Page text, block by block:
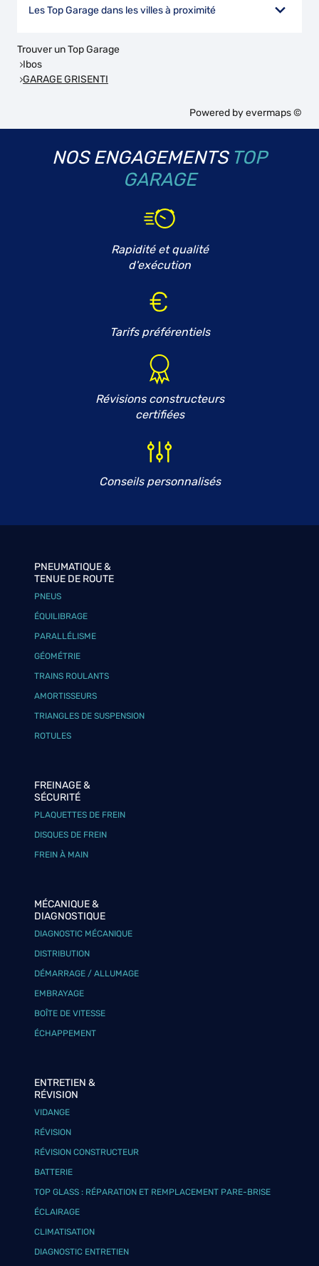
Les Top Garage dans les villes à proximité
Trouver un Top Garage
Ibos
GARAGE GRISENTI
Powered byevermaps ©
NOS ENGAGEMENTS TOP
GARAGE
Rapidité et qualité
d'exécution
Tarifs préférentiels
Révisions constructeurs
certifiées
Conseils personnalisés
PNEUMATIQUE &
TENUE DE ROUTE
PNEUS
ÉQUILIBRAGE
PARALLÉLISME
GÉOMÉTRIE
TRAINS ROULANTS
AMORTISSEURS
TRIANGLES DE SUSPENSION
ROTULES
FREINAGE &
SÉCURITÉ
PLAQUETTES DE FREIN
DISQUES DE FREIN
FREIN À MAIN
MÉCANIQUE &
DIAGNOSTIQUE
DIAGNOSTIC MÉCANIQUE
DISTRIBUTION
DÉMARRAGE / ALLUMAGE
EMBRAYAGE
BOÎTE DE VITESSE
ÉCHAPPEMENT
ENTRETIEN &
RÉVISION
VIDANGE
RÉVISION
RÉVISION CONSTRUCTEUR
BATTERIE
TOP GLASS : RÉPARATION ET REMPLACEMENT PARE-BRISE
ÉCLAIRAGE
CLIMATISATION
DIAGNOSTIC ENTRETIEN